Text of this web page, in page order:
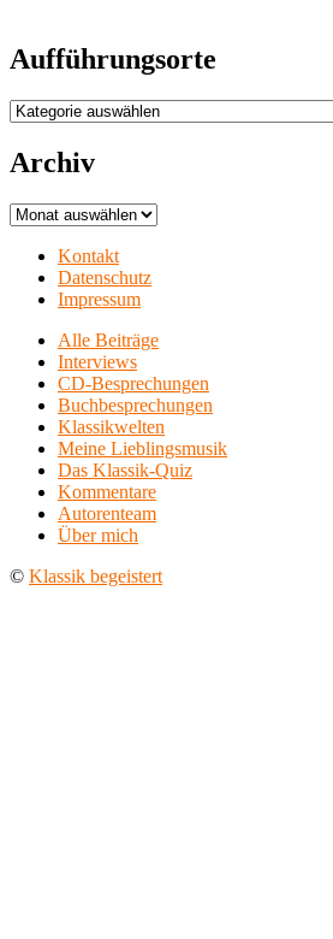
Aufführungsorte
Aufführungsorte
Archiv
Archiv
Kontakt
Datenschutz
Impressum
Alle Beiträge
Interviews
CD-Besprechungen
Buchbesprechungen
Klassikwelten
Meine Lieblingsmusik
Das Klassik-Quiz
Kommentare
Autorenteam
Über mich
© Klassik begeistert